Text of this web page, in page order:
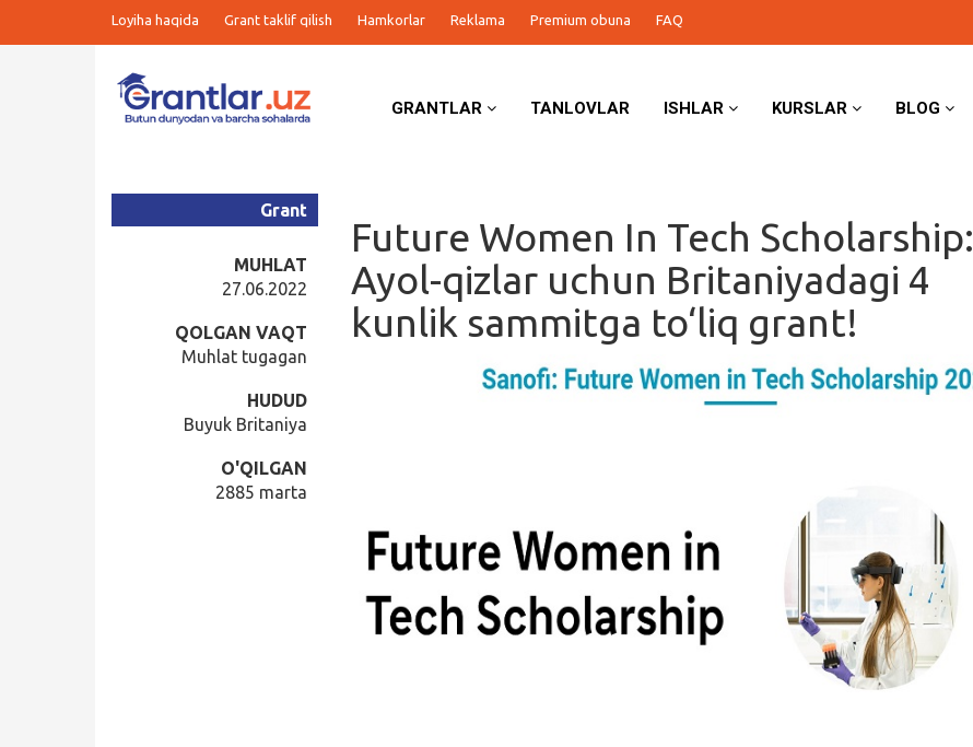
Loyiha haqida Grant taklif qilish Hamkorlar Reklama Premium obuna FAQ
GRANTLAR TANLOVLAR ISHLAR KURSLAR BLOG
Future Women In Tech Scholarship:
Ayol-qizlar uchun Britaniyadagi 4
kunlik sammitga to‘liq grant!
Grant
MUHLAT
27.06.2022
QOLGAN VAQT
Muhlat tugagan
HUDUD
Buyuk Britaniya
O'QILGAN
2885 marta